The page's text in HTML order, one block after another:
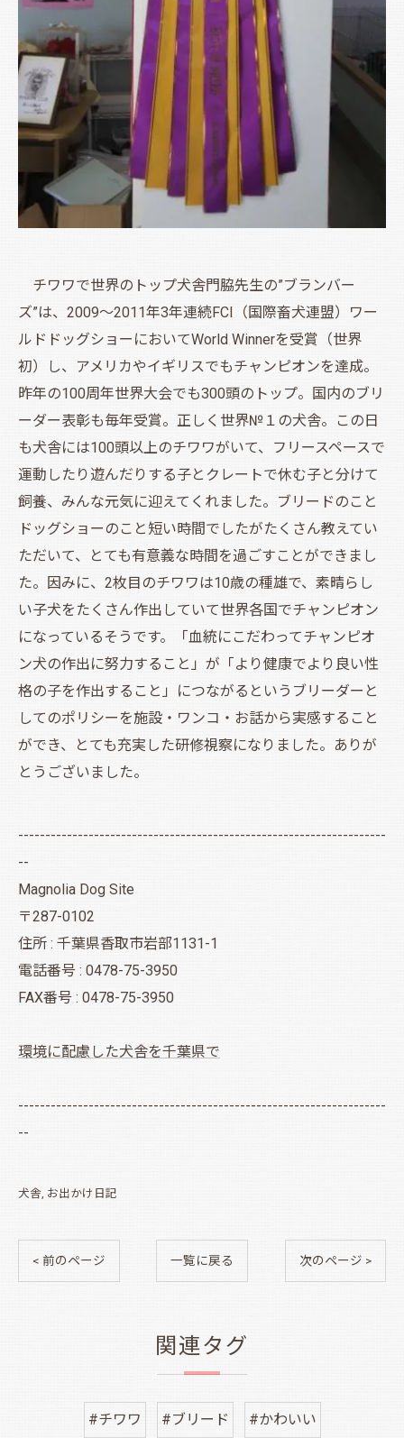
チワワで世界のトップ犬舎門脇先生の”ブランバー
ズ”は、2009～2011年3年連続FCI（国際畜犬連盟）ワー
ルドドッグショーにおいてWorld Winnerを受賞（世界
初）し、アメリカやイギリスでもチャンピオンを達成。
昨年の100周年世界大会でも300頭のトップ。国内のブリ
ーダー表彰も毎年受賞。正しく世界№１の犬舎。この日
も犬舎には100頭以上のチワワがいて、フリースペースで
運動したり遊んだりする子とクレートで休む子と分けて
飼養、みんな元気に迎えてくれました。ブリードのこと
ドッグショーのこと短い時間でしたがたくさん教えてい
ただいて、とても有意義な時間を過ごすことができまし
た。因みに、2枚目のチワワは10歳の種雄で、素晴らし
い子犬をたくさん作出していて世界各国でチャンピオン
になっているそうです。「血統にこだわってチャンピオ
ン犬の作出に努力すること」が「より健康でより良い性
格の子を作出すること」につながるというブリーダーと
してのポリシーを施設・ワンコ・お話から実感すること
ができ、とても充実した研修視察になりました。ありが
とうございました。
--------------------------------------------------------------------
--
Magnolia Dog Site
〒287-0102
住所 : 千葉県香取市岩部1131-1
電話番号 : 0478-75-3950
FAX番号 : 0478-75-3950
環境に配慮した犬舎を千葉県で
--------------------------------------------------------------------
--
犬舎 お出かけ日記
< 前のページ 一覧に戻る 次のページ >
関連タグ
#チワワ #ブリード #かわいい